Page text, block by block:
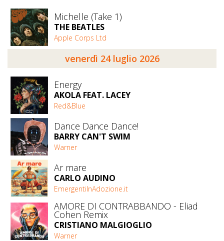
Michelle (Take 1)
THE BEATLES
Apple Corps Ltd
venerdì 24 luglio 2026
Energy
AKOLA FEAT. LACEY
Red&Blue
Dance Dance Dance!
BARRY CAN'T SWIM
Warner
Ar mare
CARLO AUDINO
EmergentiInAdozione.it
AMORE DI CONTRABBANDO - Eliad
Cohen Remix
CRISTIANO MALGIOGLIO
Warner